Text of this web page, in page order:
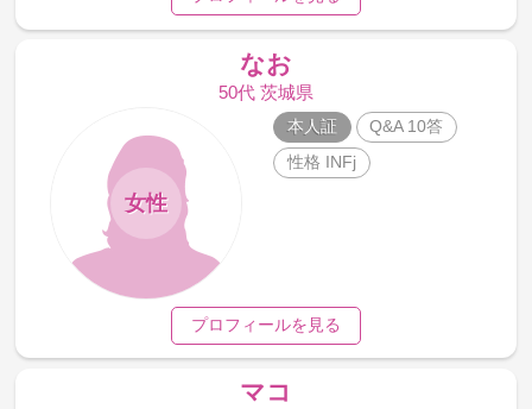
なお
50代 茨城県
女性
本人証
Q&A 10答
性格 INFj
プロフィールを見る
マコ